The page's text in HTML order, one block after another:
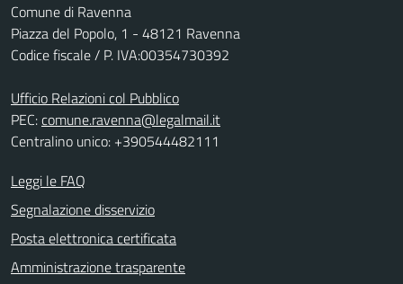
Comune di Ravenna
Piazza del Popolo, 1 - 48121 Ravenna
Codice fiscale / P. IVA:00354730392
Ufficio Relazioni col Pubblico
PEC:comune.ravenna@legalmail.it
Centralino unico: +390544482111
Leggi le FAQ
Segnalazione disservizio
Posta elettronica certificata
Amministrazione trasparente